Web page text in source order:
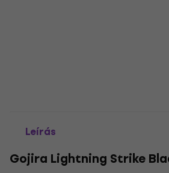
Leírás
Gojira Lightning Strike